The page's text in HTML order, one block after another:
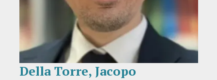
Diapositiva 1 de 1
Della Torre, Jacopo